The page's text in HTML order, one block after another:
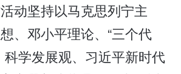
动坚持以马克思列宁主
、邓小平理论、“三个代
科学发展观、习近平新时代